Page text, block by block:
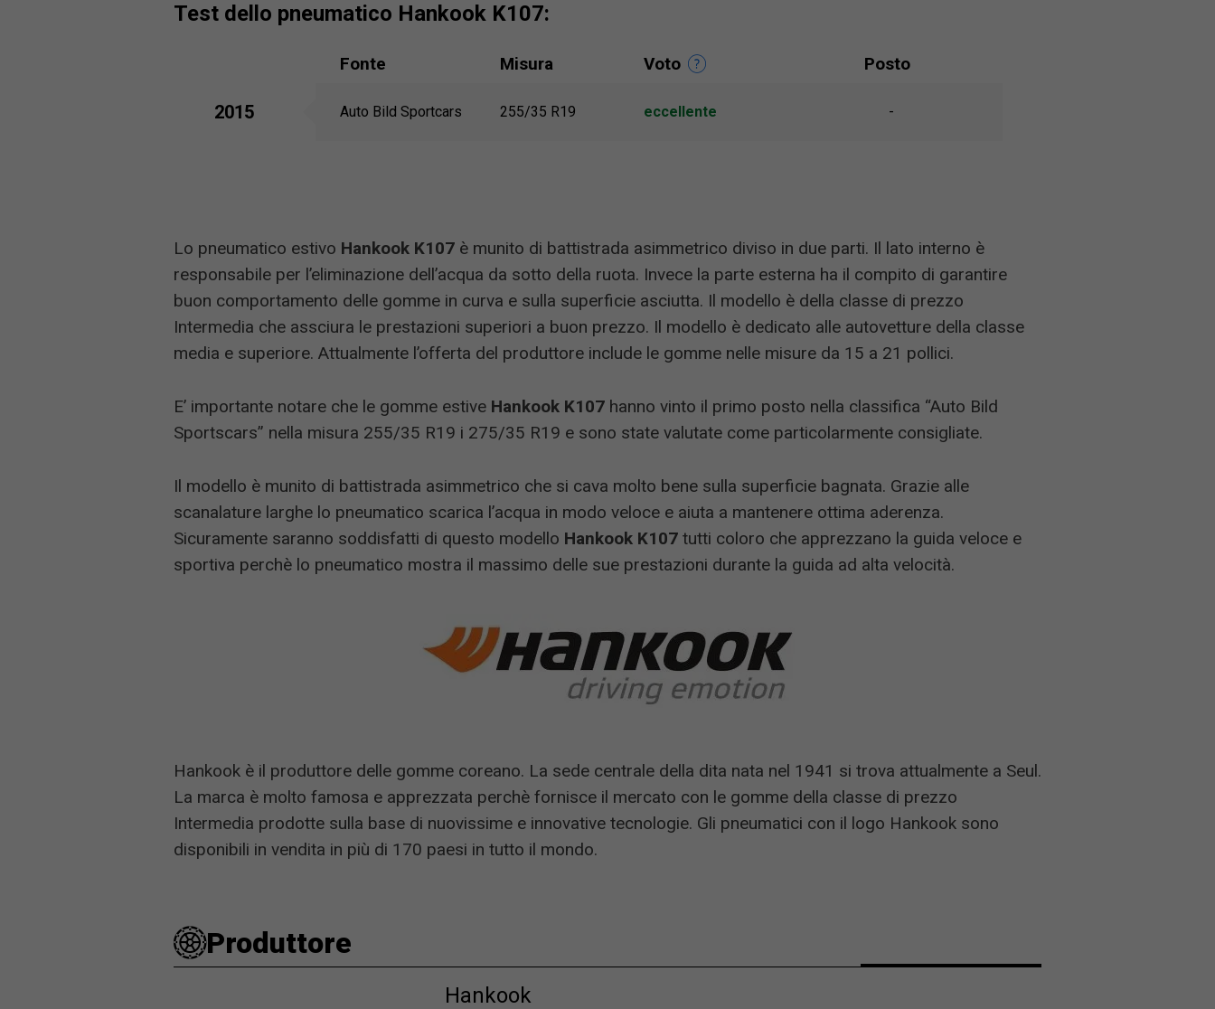
test dello pneumatico Hankook K107:
Fonte Misura Voto Posto
2015 Auto Bild Sportcars 255/35 R19 eccellente -
Lo pneumatico estivo Hankook K107 è munito di battistrada asimmetrico diviso in due parti. Il lato interno è
responsabile per l’eliminazione dell’acqua da sotto della ruota. Invece la parte esterna ha il compito di garantire
buon comportamento delle gomme in curva e sulla superficie asciutta. Il modello è della classe di prezzo
Intermedia che assciura le prestazioni superiori a buon prezzo. Il modello è dedicato alle autovetture della classe
media e superiore. Attualmente l’offerta del produttore include le gomme nelle misure da 15 a 21 pollici.
E’ importante notare che le gomme estive Hankook K107 hanno vinto il primo posto nella classifica “Auto Bild
Sportscars” nella misura 255/35 R19 i 275/35 R19 e sono state valutate come particolarmente consigliate.
Il modello è munito di battistrada asimmetrico che si cava molto bene sulla superficie bagnata. Grazie alle
scanalature larghe lo pneumatico scarica l’acqua in modo veloce e aiuta a mantenere ottima aderenza.
Sicuramente saranno soddisfatti di questo modello Hankook K107 tutti coloro che apprezzano la guida veloce e
sportiva perchè lo pneumatico mostra il massimo delle sue prestazioni durante la guida ad alta velocità.
Hankook è il produttore delle gomme coreano. La sede centrale della dita nata nel 1941 si trova attualmente a Seul.
La marca è molto famosa e apprezzata perchè fornisce il mercato con le gomme della classe di prezzo
Intermedia prodotte sulla base di nuovissime e innovative tecnologie. Gli pneumatici con il logo Hankook sono
disponibili in vendita in più di 170 paesi in tutto il mondo.
Produttore
Hankook